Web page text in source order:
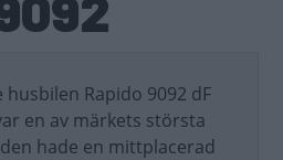
Rapido 9092 dF
en av märkets största
hade en mittplacerad